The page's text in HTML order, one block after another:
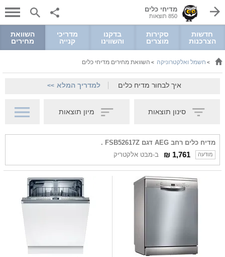
מדיחי כלים
850 תוצאות
חדשות
הצרכנות
סקירות
מוצרים
בדקנו
והשווינו
מדריכי
קנייה
השוואת
מחירים
> חשמל ואלקטרוניקה > השוואת מחירים מדיחי כלים
איך לבחור מדיח כלים למדריך המלא >>
סינון תוצאות מיון תוצאות
מדיח כלים ‏רחב AEG דגם FSB52617Z .
מודעה 1,761 ₪ ב-מבט אלקטריק